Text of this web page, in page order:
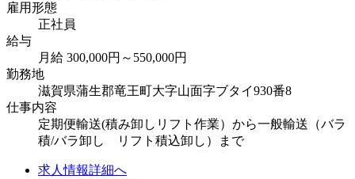
雇用形態
正社員
給与
月給 300,000円～550,000円
勤務地
滋賀県蒲生郡竜王町大字山面字ブタイ930番8
仕事内容
定期便輸送(積み卸しリフト作業）から一般輸送（バラ
積/バラ卸し リフト積込卸し）まで
求人情報詳細へ